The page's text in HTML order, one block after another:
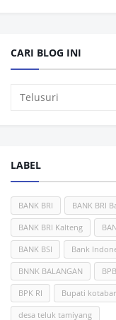
CARI BLOG INI
LABEL
BANK BRI BANK BRI
BANK BRI Kalteng
BANK BSI Bank
BNNK BALANGAN
BPK RI Bupati
desa teluk tamiyang